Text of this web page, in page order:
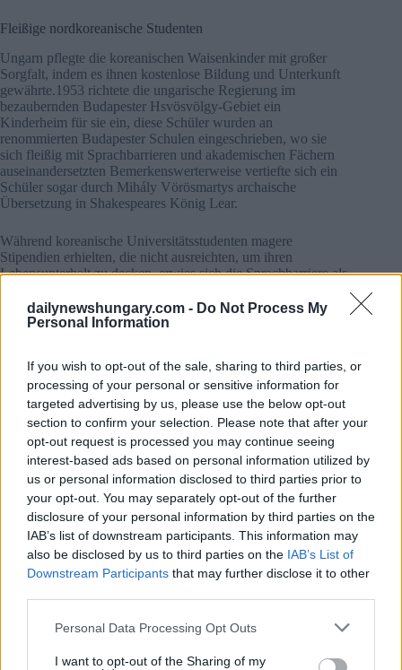
dailynewshungary.com - Do Not Process My
Personal Information
If you wish to opt-out of the sale, sharing to third parties, or
processing of your personal or sensitive information for
targeted advertising by us, please use the below opt-out
section to confirm your selection. Please note that after your
opt-out request is processed you may continue seeing
interest-based ads based on personal information utilized by
us or personal information disclosed to third parties prior to
your opt-out. You may separately opt-out of the further
disclosure of your personal information by third parties on the
IAB’s list of downstream participants. This information may
also be disclosed by us to third parties on the IAB’s List of
Downstream Participants that may further disclose it to other
Please note that this website/app uses one or more Google
not limited to your visit or usage behaviour. You may click to
Personal Data Processing Opt Outs
I want to opt-out of the Sharing of my
Fleißige nordkoreanische Studenten
Ungarn pflegte die koreanischen Waisenkinder mit großer
Sorgfalt, indem es ihnen kostenlose Bildung und Unterkunft
gewährte.1953 richtete die ungarische Regierung im
bezaubernden Budapester Hsvösvölgy-Gebiet ein
Kinderheim für sie ein, diese Schüler wurden an
renommierten Budapester Schulen eingeschrieben, wo sie
sich fleißig mit Sprachbarrieren und akademischen Fächern
auseinandersetzten Bemerkenswerterweise vertiefte sich ein
Schüler sogar durch Mihály Vörösmartys archaische
Übersetzung in Shakespeares König Lear.
Während koreanische Universitätsstudenten magere
Stipendien erhielten, die nicht ausreichten, um ihren
Lebensunterhalt zu decken, erwies sich die Sprachbarriere als
ein Student, dass sie eine Nacht brauchten, um eine einzelne
Seite ihres ungarischen Lehrbuchs zu übersetzen Das erste
Secondary School, zusammengestellt, der koreanische
Charaktere akribisch mit einem Stift beschrieb.